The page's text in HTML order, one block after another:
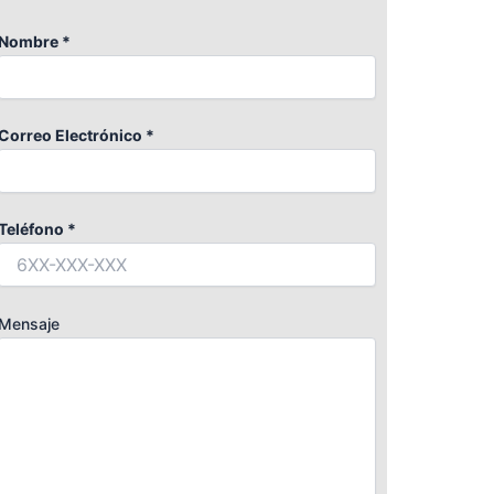
*
Electrónico *
*